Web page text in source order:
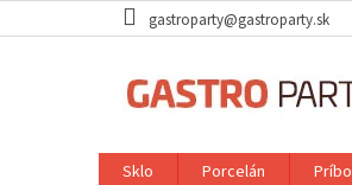
na
gastroparty@gastroparty.sk
Sklo Porcelán